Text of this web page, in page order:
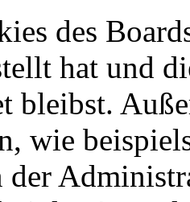
des
hat und
bleibst.
wie
der